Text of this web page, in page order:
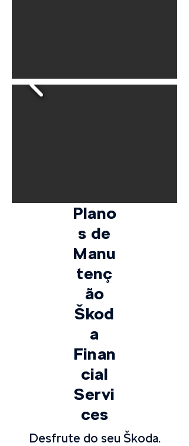
Plano
s de
Manu
tenç
ão
Škod
a
Finan
cial
Servi
ces
Desfrute do seu Škoda.